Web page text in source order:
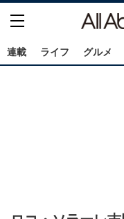
連載 ライフ グルメ